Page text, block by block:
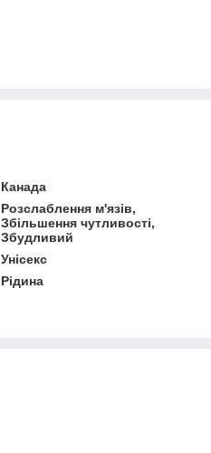
Канада
Розслаблення м'язів,
Збільшення чутливості,
Збудливий
Унісекс
Рідина